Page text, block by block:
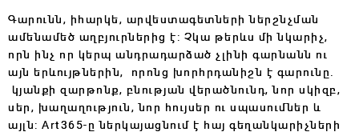
Գարունն, իհարկե, արվեստագետների ներշնչման
ամենամեծ աղբյուրներից է: Չկա թերևս մի նկարիչ,
որն ինչ որ կերպ անդրադարձած չլինի գարնանն ու
այն երևույթներին, որոնց խորհրդանիշն է գարունը.
կյանքի զարթոնք, բնության վերածնունդ, նոր սկիզբ,
սեր, խաղաղություն, նոր հույսեր ու սպասումներ և
այլն: Art365-ը ներկայացնում է հայ գեղանկարիչների